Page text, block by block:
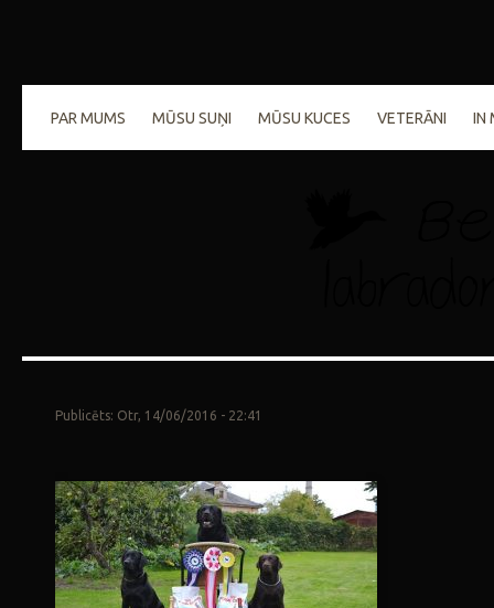
PAR MUMS MŪSU SUŅI MŪSU KUCES VETERĀNI IN
Publicēts: Otr, 14/06/2016 - 22:41